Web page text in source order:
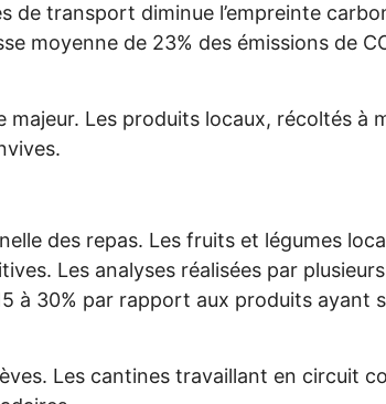
de transport diminue l’empreinte
moyenne de 23% des émissions de
Les produits locaux, récoltés à
des repas. Les fruits et légumes
Les analyses réalisées par
à 30% par rapport aux produits ayant
Les cantines travaillant en circuit